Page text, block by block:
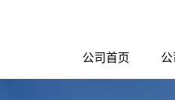
公司首页